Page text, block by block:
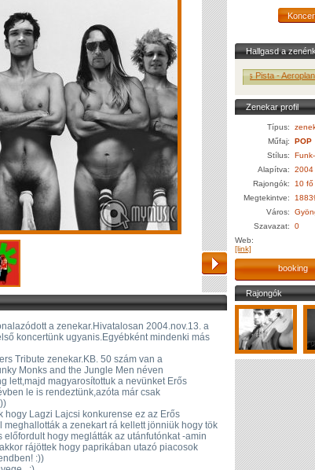
a zenekar.Hivatalosan 2004.nov.13. a
koncertünk ugyanis.Egyébként mindenki más
Tribute zenekar.KB. 50 szám van a
Monks and the Jungle Men néven
lett,majd magyarosítottuk a nevünket Erős
le is rendeztünk,azóta már csak
hogy Lagzi Lajcsi konkurense ez az Erős
meghallották a zenekart rá kellett jönniük hogy tök
előfordult hogy meglátták az utánfutónkat -amin
rájöttek hogy paprikában utazó piacosok
:))
Hallgasd a
Erős Pista - Aeroplane
Zenekar profil
Típus:
Műfaj:
POP
Stílus:
Alapítva:
2004
Rajongók:
10 fő
Megtekintve:
Város:
Szavazat:
0
Web:
[link]
booking
Rajongók